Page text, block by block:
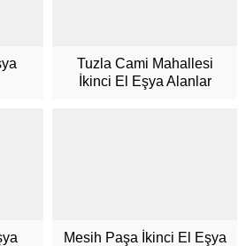
Tuzla Cami Mahallesi
İkinci El Eşya Alanlar
Mesih Paşa İkinci El Eşya